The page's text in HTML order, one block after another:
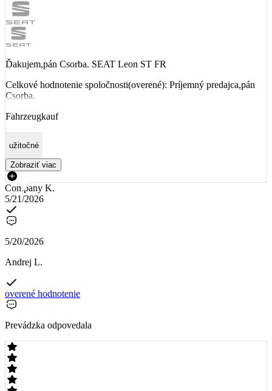
Ďakujem,pán Csorba. SEAT Leon ST FR
Celkové hodnotenie spoločnosti(overené): Príjemný predajca,pán
Csorba.
Fahrzeugkauf
užitočné
Zobraziť viac
Company K.
5/21/2026
5/20/2026
Andrej L.
overené hodnotenie
Prevádzka odpovedala